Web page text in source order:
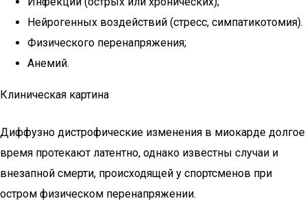
Нейрогенных воздействий (стресс, симпатикотомия).
Физического перенапряжения;
Анемий.
Клиническая картина
Диффузно дистрофические изменения в миокарде долгое
время протекают латентно, однако известны случаи и
внезапной смерти, происходящей у спортсменов при
остром физическом перенапряжении.